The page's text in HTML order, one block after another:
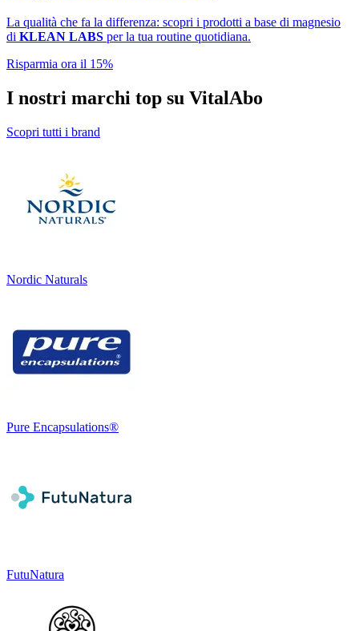
La qualità che fa la differenza: scopri i prodotti a base di magnesio
di KLEAN LABS per la tua routine quotidiana.
Risparmia ora il 15%
I nostri marchi top su VitalAbo
Scopri tutti i brand
Nordic Naturals
Pure Encapsulations®
FutuNatura